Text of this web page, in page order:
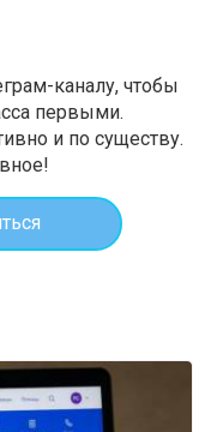
каналу, чтобы
первыми.
и по существу.